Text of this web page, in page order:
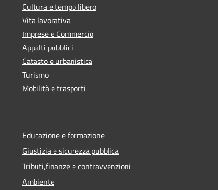
Cultura e tempo libero
Vita lavorativa
Imprese e Commercio
Appalti pubblici
Catasto e urbanistica
Turismo
Mobilità e trasporti
Educazione e formazione
Giustizia e sicurezza pubblica
Tributi,finanze e contravvenzioni
Ambiente